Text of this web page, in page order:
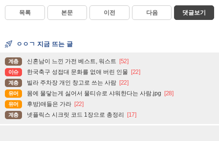
목록 본문 이전 다음 댓글보기
ㅇㅇㄱ 지금 뜨는 글
계층 신혼남이 느낀 가전 베스트, 워스트 [52]
이슈 한국축구 성접대 문화를 없애 버린 인물 [22]
계층 빌라 주차장 개인 창고로 쓰는 사람 [22]
유머 몸에 물닿는게 싫어서 물티슈로 샤워한다는 사람.jpg [28]
유머 후방)애들은 가라 [22]
계층 넷플릭스 시크릿 코드 1장으로 총정리 [17]